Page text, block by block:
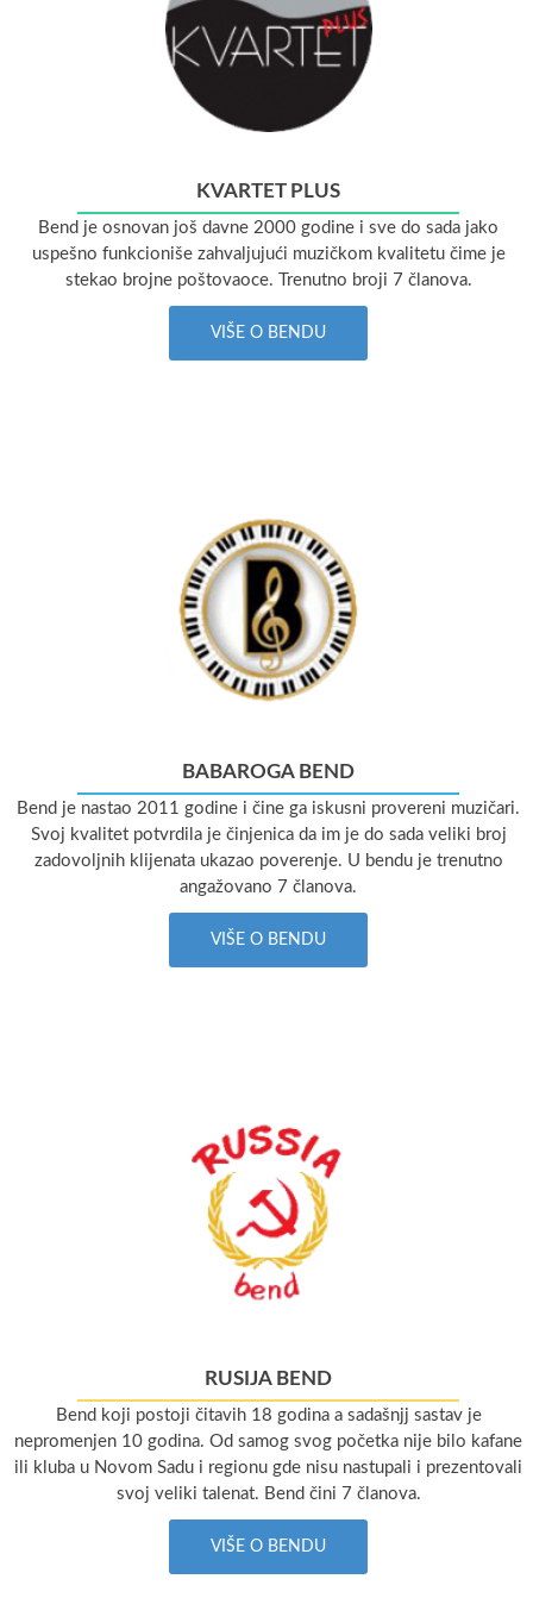
KVARTET PLUS
Bend je osnovan još davne 2000 godine i sve do sada jako
uspešno funkcioniše zahvaljujući muzičkom kvalitetu čime je
stekao brojne poštovaoce. Trenutno broji 7 članova.
VIŠE O BENDU
BABAROGA BEND
Bend je nastao 2011 godine i čine ga iskusni provereni muzičari.
Svoj kvalitet potvrdila je činjenica da im je do sada veliki broj
zadovoljnih klijenata ukazao poverenje. U bendu je trenutno
angažovano 7 članova.
VIŠE O BENDU
RUSIJA BEND
Bend koji postoji čitavih 18 godina a sadašnjj sastav je
nepromenjen 10 godina. Od samog svog početka nije bilo kafane
ili kluba u Novom Sadu i regionu gde nisu nastupali i prezentovali
svoj veliki talenat. Bend čini 7 članova.
VIŠE O BENDU